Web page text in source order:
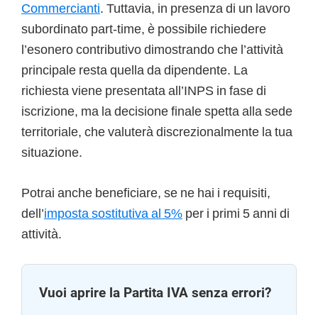
Commercianti. Tuttavia, in presenza di un lavoro
subordinato part-time, è possibile richiedere
l’esonero contributivo dimostrando che l’attività
principale resta quella da dipendente. La
richiesta viene presentata all’INPS in fase di
iscrizione, ma la decisione finale spetta alla sede
territoriale, che valuterà discrezionalmente la tua
situazione.
Potrai anche beneficiare, se ne hai i requisiti,
dell’imposta sostitutiva al 5% per i primi 5 anni di
attività.
Vuoi aprire la Partita IVA senza errori?